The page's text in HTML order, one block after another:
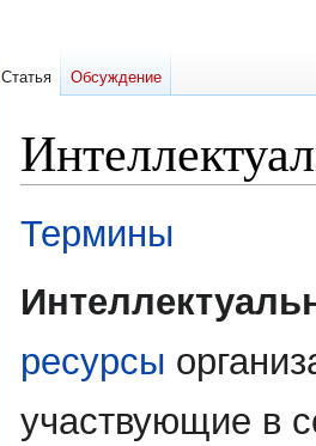
Перейти
Перейти
Термины
ресурсы
участвующие в
Статья Обсуждение